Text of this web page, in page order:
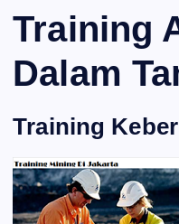
Training
Dalam
Training